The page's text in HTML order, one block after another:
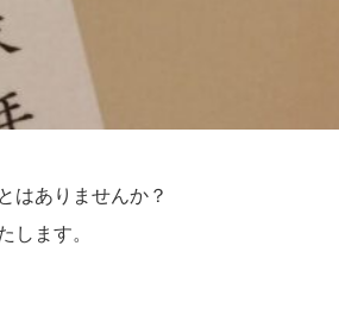
はありませんか？
します。